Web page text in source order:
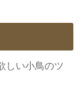
しい小鳥のツ